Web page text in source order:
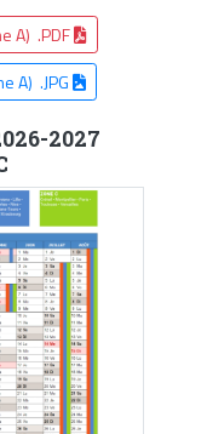
A) .PDF
A) .JPG
2027